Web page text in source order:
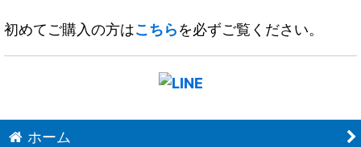
初めてご購入の方はこちらを必ずご覧ください。
ホーム